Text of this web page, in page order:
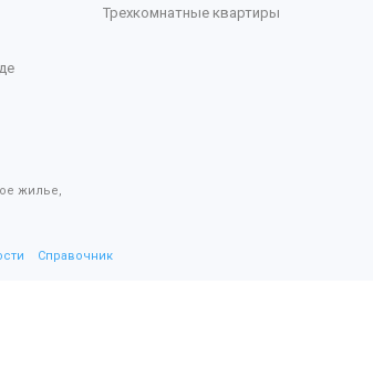
Трехкомнатные квартиры
жилье,
Справочник